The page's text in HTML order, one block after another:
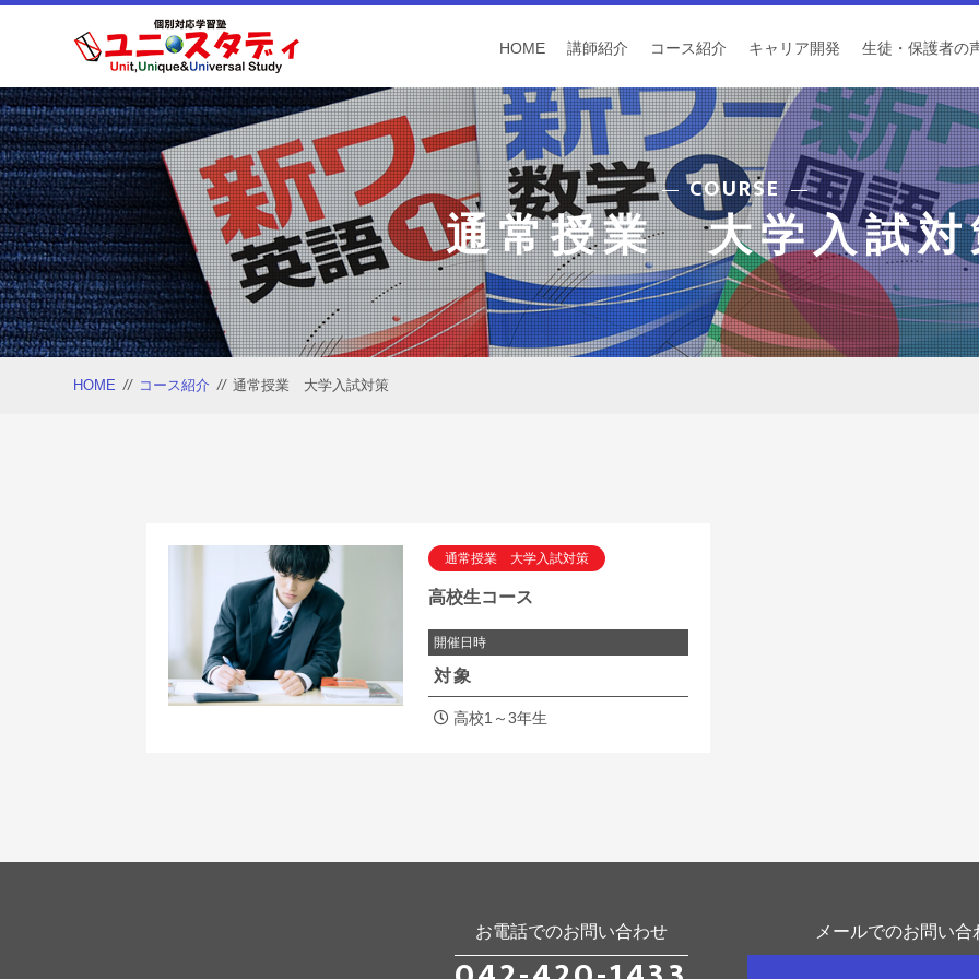
HOME 講師紹介 コース紹介 キャリア開発 生徒・保護者の
COURSE
通常授業 大学入試対
HOME // コース紹介 // 通常授業 大学入試対策
通常授業 大学入試対策
高校生コース
開催日時
対象
高校1～3年生
お電話でのお問い合わせ メールでのお問い合